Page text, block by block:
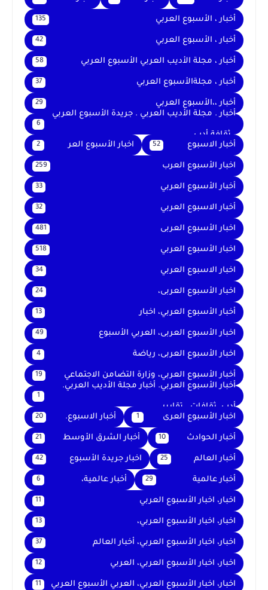
أخبار ، الأسبوع العربي 135
أخبار ، الأسبوع العربي 42
أخبار ، مجلة الأديب العربي الأسبوع العربي 58
أخبار ، مجلةالأسبوع العربي 37
أخبار ،،الأسبوع العربي 29
أخبار . مجلة الأديب العربي . جريدة الأسبوع العربي
. ثقافة أدب
6
أخبار الاسبوع 52 اخبار الأسبوع العر 2
اخبار الأسبوع العرب 259
أخبار الأسبوع العربي 33
أخبار الاسبوع العربي 32
اخبار الأسبوع العربى 481
اخبار الأسبوع العربي 518
اخبار الاسبوع العربي 34
اخبار الأسبوع العربى، 24
أخبار الأسبوع العربي، اخبار 13
اخبار الأسبوع العربى، العربي الأسبوع 49
اخبار الأسبوع العربى، رياضة 4
أخبار الأسبوع العربي، وزارة التضامن الاجتماعي 19
أخبار الأسبوع العربي. أخبار مجلة الأديب العربي.
أدب. ثقافات . تقارير .
1
اخبار الأسبوع العرى 1 أخبار الاسبوع. 20
أخبار الحوادث 10 أخبار الشرق الأوسط 21
أخبار العالم 25 اخبار جريدة الأسبوع 42
أخبار عالمية 29 أخبار عالمية، 6
اخبار، اخبار الأسبوع العربي 11
اخبار، اخبار الأسبوع العربي، 13
اخبار، اخبار الأسبوع العربي، أخبار العالم 37
اخبار، اخبار الأسبوع العربي، العربي 12
اخبار، اخبار الأسبوع العربي، العربي الأسبوع العربي 11